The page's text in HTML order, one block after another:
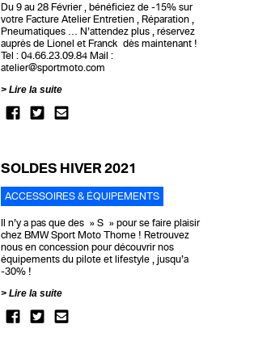
Du 9 au 28 Février , bénéficiez de -15% sur
votre Facture Atelier Entretien , Réparation ,
Pneumatiques … N’attendez plus , réservez
auprès de Lionel et Franck dès maintenant !
Tel : 04.66.23.09.84 Mail :
atelier@sportmoto.com
Lire la suite
SOLDES HIVER 2021
ACCESSOIRES & ÉQUIPEMENTS
Il n’y a pas que des » S » pour se faire plaisir
chez BMW Sport Moto Thome ! Retrouvez
nous en concession pour découvrir nos
équipements du pilote et lifestyle , jusqu’a
-30% !
Lire la suite